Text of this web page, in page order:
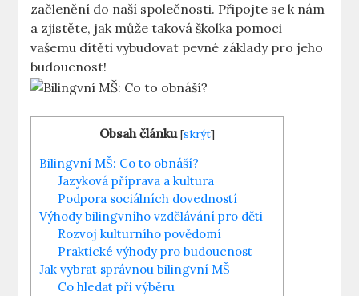
začlenění do naší společnosti. Připojte se k nám
a zjistěte, jak může taková školka pomoci
vašemu dítěti vybudovat pevné základy pro jeho
budoucnost!
Obsah článku [skrýt]
Bilingvní MŠ: Co to obnáší?
Jazyková příprava a kultura
Podpora sociálních dovedností
Výhody bilingvního vzdělávání pro děti
Rozvoj kulturního povědomí
Praktické výhody pro budoucnost
Jak vybrat správnou bilingvní MŠ
Co hledat při výběru